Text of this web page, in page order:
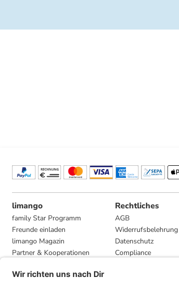
limango
family Star Programm
Freunde einladen
limango Magazin
Partner & Kooperationen
Presse
Rechtliches
AGB
Widerrufsbelehrung
Datenschutz
Compliance